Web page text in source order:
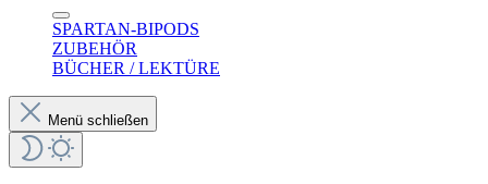
SPARTAN-BIPODS
ZUBEHÖR
BÜCHER / LEKTÜRE
Menü schließen